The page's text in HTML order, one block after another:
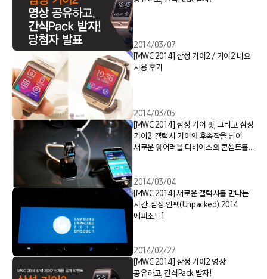
2014/03/07
[MWC 2014] 삼성 기어2 / 기어2 네오
사용 후기
2014/03/05
[MWC 2014] 삼성 기어 핏, 그리고 삼성
기어2. 갤럭시 기어의 후속작을 넘어
새로운 웨어러블 디바이스의 콘셉트를
2014/03/04
[MWC 2014] 새로운 갤럭시를 만나는
시간. 삼성 언팩(Unpacked) 2014
에피소드1
2014/02/27
[MWC 2014] 삼성 기어2 영상
공유하고, 간식Pack 받자!